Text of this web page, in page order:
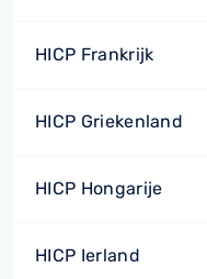
HICP Frankrijk
HICP Griekenland
HICP Hongarije
HICP Ierland